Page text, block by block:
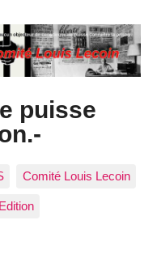
puisse
Comité Louis Lecoin
Edition